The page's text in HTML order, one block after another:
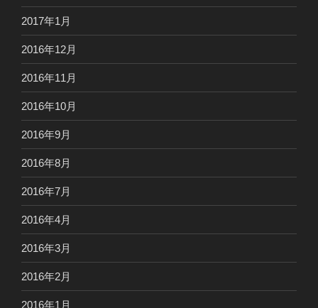
2017年1月
2016年12月
2016年11月
2016年10月
2016年9月
2016年8月
2016年7月
2016年4月
2016年3月
2016年2月
2016年1月